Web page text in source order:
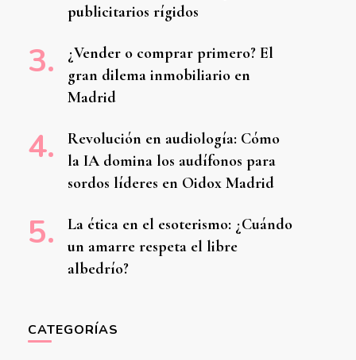
publicitarios rígidos
¿Vender o comprar primero? El
gran dilema inmobiliario en
Madrid
Revolución en audiología: Cómo
la IA domina los audífonos para
sordos líderes en Oidox Madrid
La ética en el esoterismo: ¿Cuándo
un amarre respeta el libre
albedrío?
CATEGORÍAS